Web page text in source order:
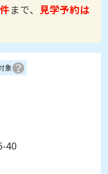
まで、 見学予約は
象
40